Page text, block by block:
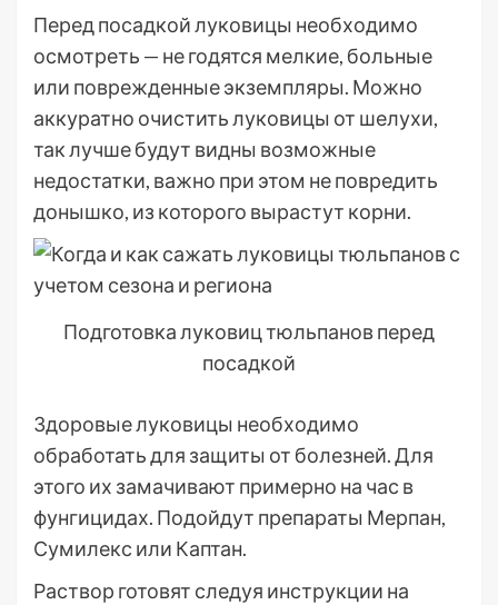
Перед посадкой луковицы необходимо
осмотреть — не годятся мелкие, больные
или поврежденные экземпляры. Можно
аккуратно очистить луковицы от шелухи,
так лучше будут видны возможные
недостатки, важно при этом не повредить
донышко, из которого вырастут корни.
Подготовка луковиц тюльпанов перед
посадкой
Здоровые луковицы необходимо
обработать для защиты от болезней. Для
этого их замачивают примерно на час в
фунгицидах. Подойдут препараты Мерпан,
Сумилекс или Каптан.
Раствор готовят следуя инструкции на